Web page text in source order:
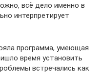
всё дело именно в
интерпретирует
программа, умеющая
время установить
встречались как